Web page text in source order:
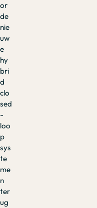
or
de
nie
uw
e
hy
bri
d
clo
sed
-
loo
p
sys
te
me
n
ter
ug